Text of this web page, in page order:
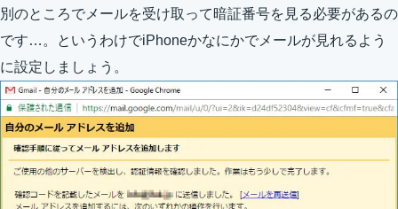
別のところでメールを受け取って暗証番号を見る必要があるの
です…。というわけでiPhoneかなにかでメールが見れるよう
に設定しましょう。